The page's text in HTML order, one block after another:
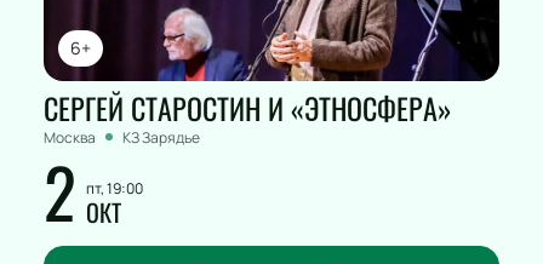
6+
СЕРГЕЙ СТАРОСТИН И «ЭТНОСФЕРА»
Москва КЗ Зарядье
2 пт, 19:00
ОКТ